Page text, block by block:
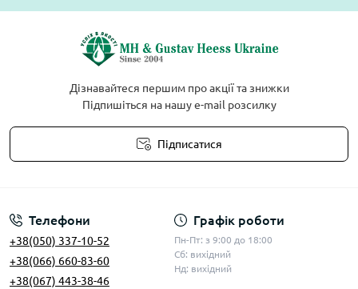
Дізнавайтеся першим про акції та знижки
Підпишіться на нашу e-mail розсилку
Підписатися
Телефони
+38(050) 337-10-52
+38(066) 660-83-60
+38(067) 443-38-46
Графік роботи
Пн-Пт: з 9:00 до 18:00
Сб: вихідний
Нд: вихідний